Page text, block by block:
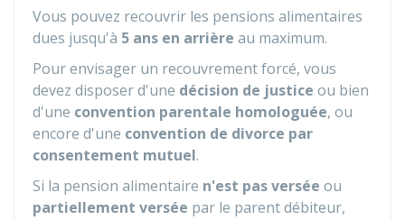
Vous pouvez recouvrir les pensions alimentaires
dues jusqu'à 5 ans en arrière au maximum.
Pour envisager un recouvrement forcé, vous
devez disposer d'une décision de justice ou bien
d'une convention parentale homologuée, ou
encore d'une convention de divorce par
consentement mutuel.
Si la pension alimentaire n'est pas versée ou
partiellement versée par le parent débiteur,